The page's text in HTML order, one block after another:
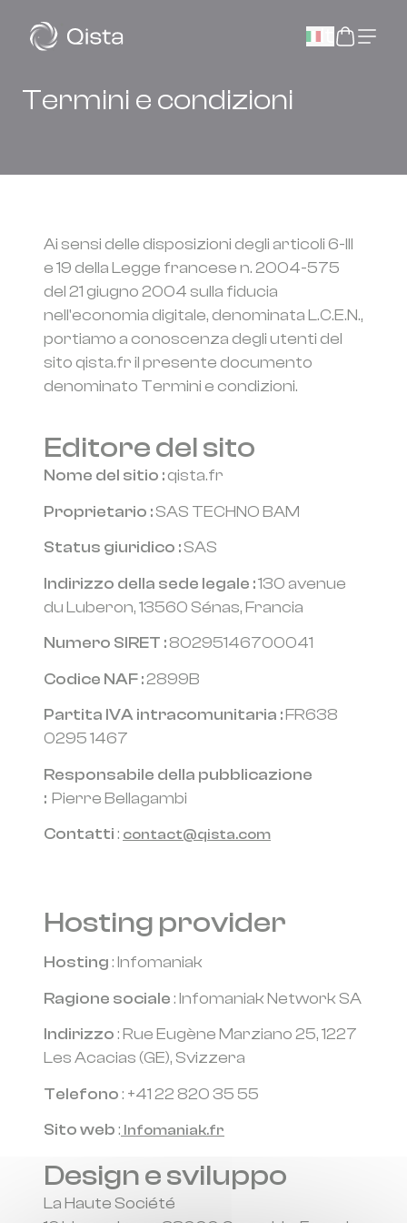
Termini e condizioni
Ai sensi delle disposizioni degli articoli 6-III
e 19 della Legge francese n. 2004-575
del 21 giugno 2004 sulla fiducia
nell'economia digitale, denominata L.C.E.N.,
portiamo a conoscenza degli utenti del
sito qista.fr il presente documento
denominato Termini e condizioni.
Editore del sito
Nome del sitio :qista.fr
Proprietario :SAS TECHNO BAM
Status giuridico :SAS
Indirizzo della sede legale :130 avenue
du Luberon, 13560 Sénas, Francia
Numero SIRET :80295146700041
Codice NAF :2899B
Partita IVA intracomunitaria :FR638
0295 1467
Responsabile della pubblicazione
: Pierre Bellagambi
Contatti: contact@qista.com
Hosting provider
Hosting: Infomaniak
Ragione sociale: Infomaniak Network SA
Indirizzo: Rue Eugène Marziano 25, 1227
Les Acacias (GE), Svizzera
Telefono: +41 22 820 35 55
Sito web: Infomaniak.fr
Design e sviluppo
La Haute Société